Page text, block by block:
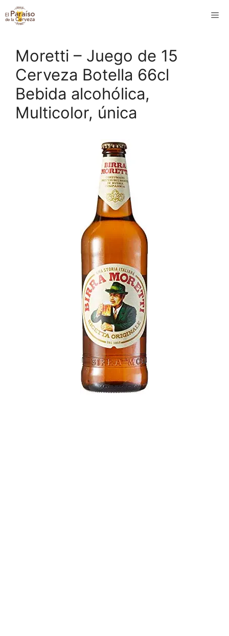
Saltar
al
Moretti – Juego de 15
Cerveza Botella 66cl
Bebida alcohólica,
Multicolor, única